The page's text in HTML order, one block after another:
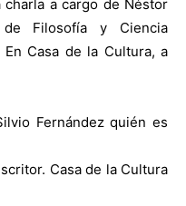
a cargo de Néstor
de Filosofía y Ciencia
Casa de la Cultura, a
Fernández quién es
Casa de la Cultura